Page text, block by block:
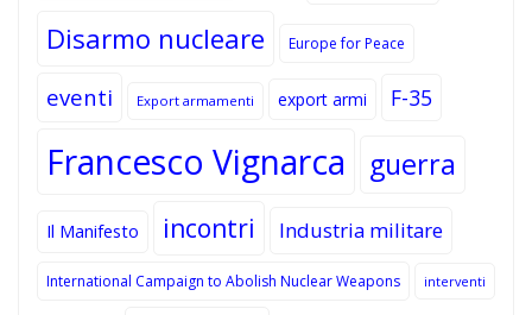
Disarmo nucleare Europe for Peace
eventi Export armamenti export armi F-35
Francesco Vignarca guerra
Il Manifesto incontri Industria militare
International Campaign to Abolish Nuclear Weapons interventi